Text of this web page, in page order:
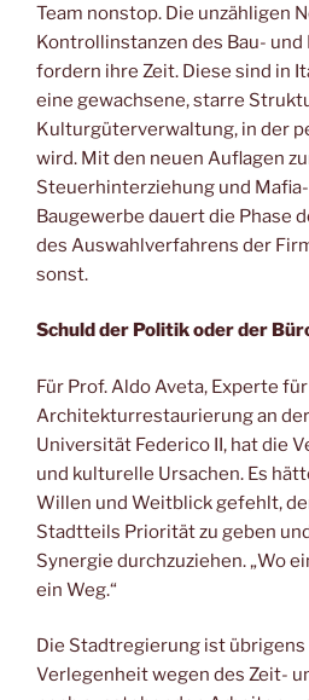
Team nonstop. Die unzähligen
Kontrollinstanzen des Bau-
fordern ihre Zeit. Diese sind in
eine gewachsene, starre
Kulturgüterverwaltung, in der
wird. Mit den neuen Auflagen
Steuerhinterziehung und
Baugewerbe dauert die Phase
des Auswahlverfahrens der
sonst.
Schuld der Politik oder der
Für Prof. Aldo Aveta, Experte für
Architekturrestaurierung an
Universität Federico II, hat die
und kulturelle Ursachen. Es
Willen und Weitblick gefehlt,
Stadtteils Priorität zu geben
Synergie durchzuziehen. „Wo
ein Weg.“
Die Stadtregierung ist
Verlegenheit wegen des Zeit-